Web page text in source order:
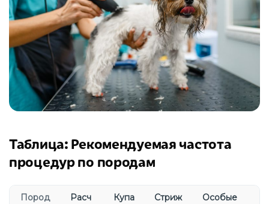
Таблица: Рекомендуемая частота
процедур по породам
Пород
Расч
Купа
Стриж
Особые